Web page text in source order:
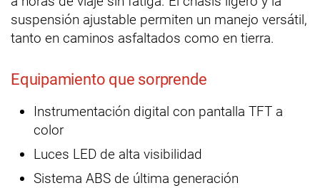
suspensión ajustable permiten un manejo versátil,
tanto en caminos asfaltados como en tierra.
Equipamiento que sorprende
Instrumentación digital con pantalla TFT a
color
Luces LED de alta visibilidad
Sistema ABS de última generación